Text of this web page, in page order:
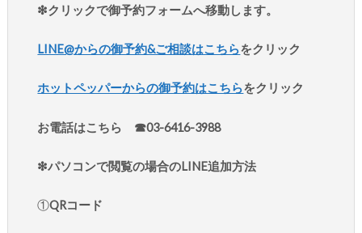
❇︎クリックで御予約フォームへ移動します。
LINE@からの御予約&ご相談はこちらをクリック
ホットペッパーからの御予約はこちらをクリック
お電話はこちら ☎︎03-6416-3988
❇︎パソコンで閲覧の場合のLINE追加方法
①QRコード